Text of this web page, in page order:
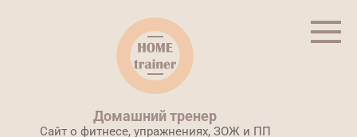
Домашний тренер
Сайт о фитнесе, упражнениях, ЗОЖ и ПП